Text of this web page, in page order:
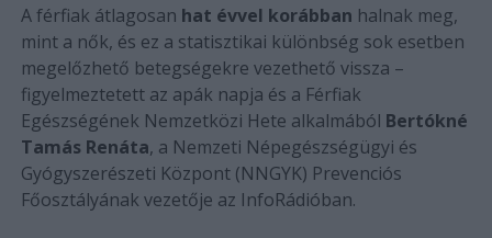
A férfiak átlagosan hat évvel korábban halnak meg,
mint a nők, és ez a statisztikai különbség sok esetben
megelőzhető betegségekre vezethető vissza –
figyelmeztetett az apák napja és a Férfiak
Egészségének Nemzetközi Hete alkalmából Bertókné
Tamás Renáta, a Nemzeti Népegészségügyi és
Gyógyszerészeti Központ (NNGYK) Prevenciós
Főosztályának vezetője az InfoRádióban.